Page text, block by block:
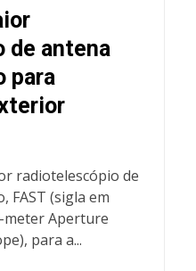
de antena
para
radiotelescópio de
FAST (sigla em
meter Aperture
para a...